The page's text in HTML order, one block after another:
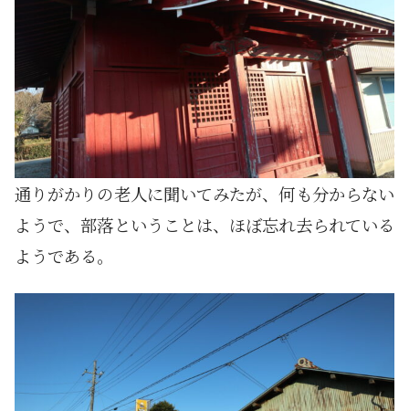
通りがかりの老人に聞いてみたが、何も分からない
ようで、部落ということは、ほぼ忘れ去られている
ようである。